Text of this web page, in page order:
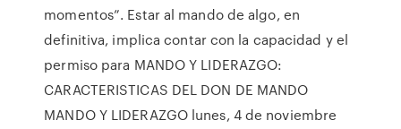
momentos”. Estar al mando de algo, en
definitiva, implica contar con la capacidad y el
permiso para MANDO Y LIDERAZGO:
CARACTERISTICAS DEL DON DE MANDO
MANDO Y LIDERAZGO lunes, 4 de noviembre